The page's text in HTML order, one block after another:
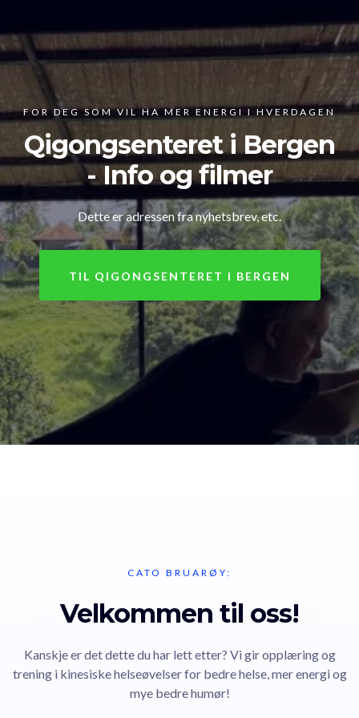
FOR DEG SOM VIL HA MER ENERGI I HVERDAGEN
Qigongsenteret i Bergen
- Info og filmer
Dette er adressen fra nyhetsbrev, etc.
TIL QIGONGSENTERET I BERGEN
CATO BRUARØY:
Velkommen til oss!
Kanskje er det dette du har lett etter? Vi gir opplæring og
trening i kinesiske helseøvelser for bedre helse, mer energi og
mye bedre humør!